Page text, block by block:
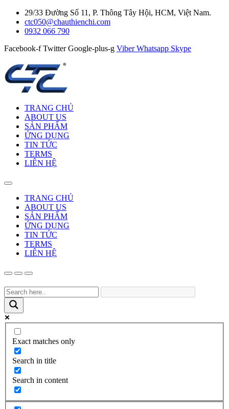
29/33 Đường Số 11, P. Thông Tây Hội, HCM, Việt Nam.
ctc050@chauthienchi.com
0932 066 790
Facebook-f Twitter Google-plus-g Viber Whatsapp Skype
TRANG CHỦ
ABOUT US
SẢN PHẨM
ỨNG DỤNG
TIN TỨC
TERMS
LIÊN HỆ
TRANG CHỦ
ABOUT US
SẢN PHẨM
ỨNG DỤNG
TIN TỨC
TERMS
LIÊN HỆ
Exact matches only
Search in title
Search in content